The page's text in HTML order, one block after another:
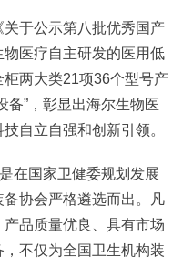
于公示第八批优秀国产
医疗自主研发的医用低
两大类21项36个型号产
备”，彰显出海尔生物医
自立自强和创新引领。
在国家卫健委规划发展
协会严格遴选而出。凡
品质量优良、具有市场
不仅为全国卫生机构装